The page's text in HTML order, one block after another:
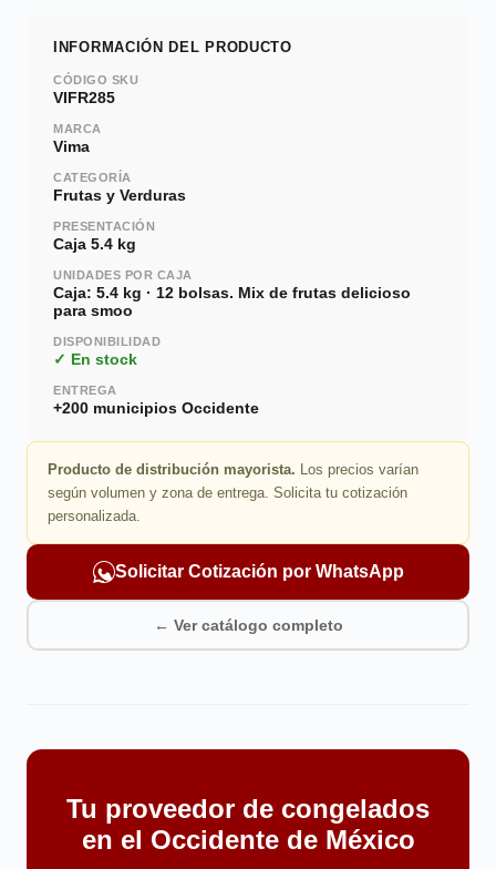
INFORMACIÓN DEL PRODUCTO
CÓDIGO SKU
VIFR285
MARCA
Vima
CATEGORÍA
Frutas y Verduras
PRESENTACIÓN
Caja 5.4 kg
UNIDADES POR CAJA
Caja: 5.4 kg · 12 bolsas. Mix de frutas delicioso
para smoo
DISPONIBILIDAD
✓ En stock
ENTREGA
+200 municipios Occidente
Producto de distribución mayorista. Los precios varían
según volumen y zona de entrega. Solicita tu cotización
personalizada.
Solicitar Cotización por WhatsApp
← Ver catálogo completo
Tu proveedor de congelados
en el Occidente de México